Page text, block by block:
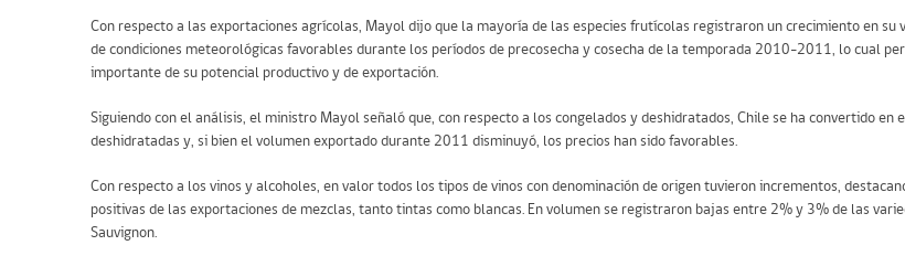
Con respecto a las exportaciones agrícolas, Mayol dijo que la mayoría de las especies frutícolas registraron un crecimiento en su
de condiciones meteorológicas favorables durante los períodos de precosecha y cosecha de la temporada 2010-2011, lo cual
importante de su potencial productivo y de exportación.
Siguiendo con el análisis, el ministro Mayol señaló que, con respecto a los congelados y deshidratados, Chile se ha convertido en
deshidratadas y, si bien el volumen exportado durante 2011 disminuyó, los precios han sido favorables.
Con respecto a los vinos y alcoholes, en valor todos los tipos de vinos con denominación de origen tuvieron incrementos,
positivas de las exportaciones de mezclas, tanto tintas como blancas. En volumen se registraron bajas entre 2% y 3% de las
Sauvignon.